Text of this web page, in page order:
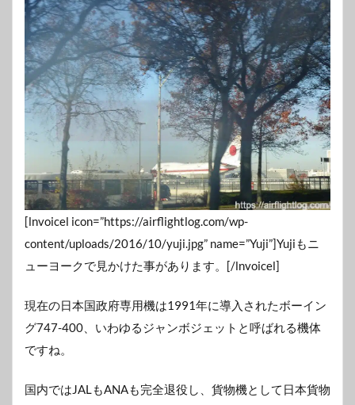
[lnvoicel icon=”https://airflightlog.com/wp-
content/uploads/2016/10/yuji.jpg” name=”Yuji”]Yujiもニ
ューヨークで見かけた事があります。[/lnvoicel]
現在の日本国政府専用機は1991年に導入されたボーイン
グ747-400、いわゆるジャンボジェットと呼ばれる機体
ですね。
国内ではJALもANAも完全退役し、貨物機として日本貨物